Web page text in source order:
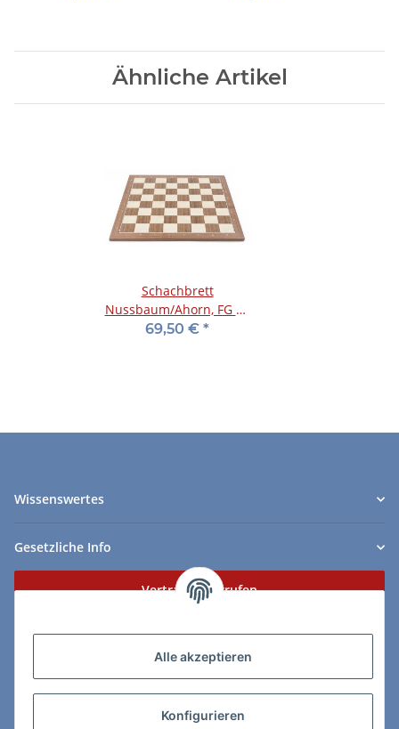
Alle akzeptieren
Konfigurieren
Ähnliche Artikel
Schachbrett
Nussbaum/Ahorn, FG 50
mm
69,50 € *
Wissenswertes
Gesetzliche Info
Vertrag widerrufen